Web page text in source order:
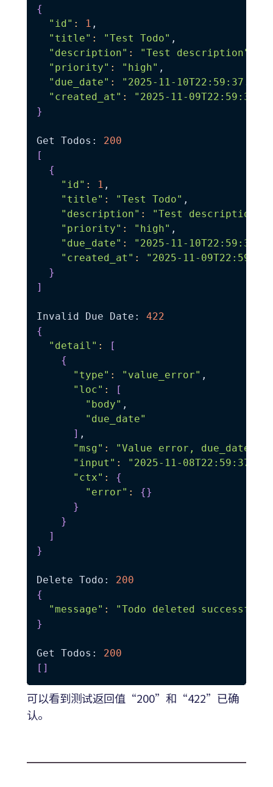
{
"id" : 1 ,
"title" : "Test Todo" ,
"description" : "Test description"
"priority" : "high" ,
"due_date" :
"2025-11-
"created_at" :
"2025-11-
}
Get Todos: 200
[
{
"id" : 1 ,
"title" : "Test Todo" ,
"description" : "Test description"
"priority" : "high" ,
"due_date" :
"2025-11-
"created_at" :
"2025-11-
}
]
Invalid Due Date: 422
{
"detail" :
[
{
"type" : "value_error" ,
"loc" :
[
"body" ,
"due_date"
] ,
"msg" :
"Value error, due_date
"input" :
"2025-11-
"ctx" :
{
"error" : {}
}
}
]
}
Delete Todo: 200
{
"message" :
"Todo deleted
}
Get Todos: 200
[ ]
可以看到测试返回值“200”和“422”已确
认。